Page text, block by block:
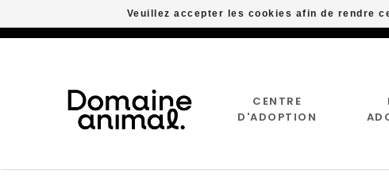
CENTRE
D'ADOPTION
Veuillez accepter les cookies afin de rendre